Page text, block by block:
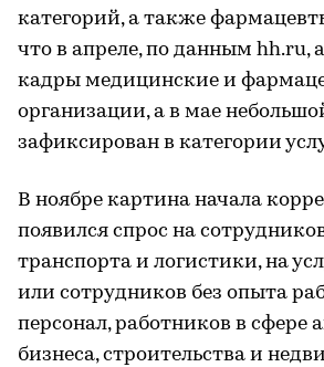
категорий, а также
что в апреле, по данным hh.ru,
кадры медицинские и
организации, а в мае
зафиксирован в категории
В ноябре картина начала
появился спрос на
транспорта и логистики, на
или сотрудников без опыта
персонал, работников в сфере
бизнеса, строительства и